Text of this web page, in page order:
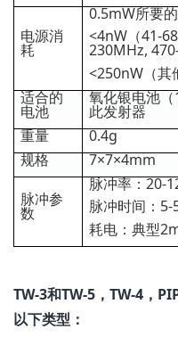
电源消
耗
0.5mW所要
<4nW（41-
230MHz,
<250nW（其
适合的
电池
氧化银电池
此发射器
重量
0.4g
规格
7×7×4mm
脉冲参
数
脉冲率：20-
脉冲时间：5-
耗电：典型
TW-3和TW-5，TW-4，
以下类型：